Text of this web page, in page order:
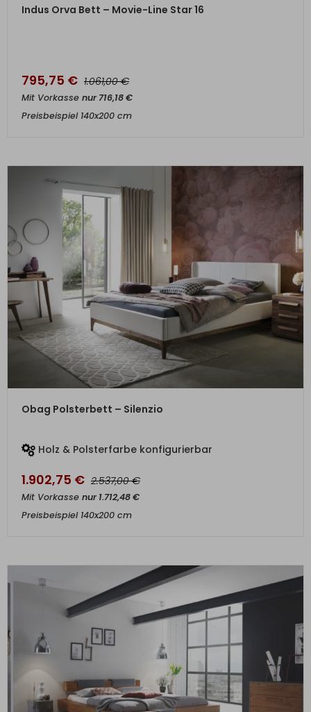
ZUM PRODUKT
Indus Orva Bett – Movie-Line Star 16
795,75 € 1.061,00€
Mit Vorkasse nur716,18€
Preisbeispiel 140x200 cm
ZUM PRODUKT
Obag Polsterbett – Silenzio
Holz & Polsterfarbe konfigurierbar
1.902,75 € 2.537,00€
Mit Vorkasse nur1.712,48€
Preisbeispiel 140x200 cm